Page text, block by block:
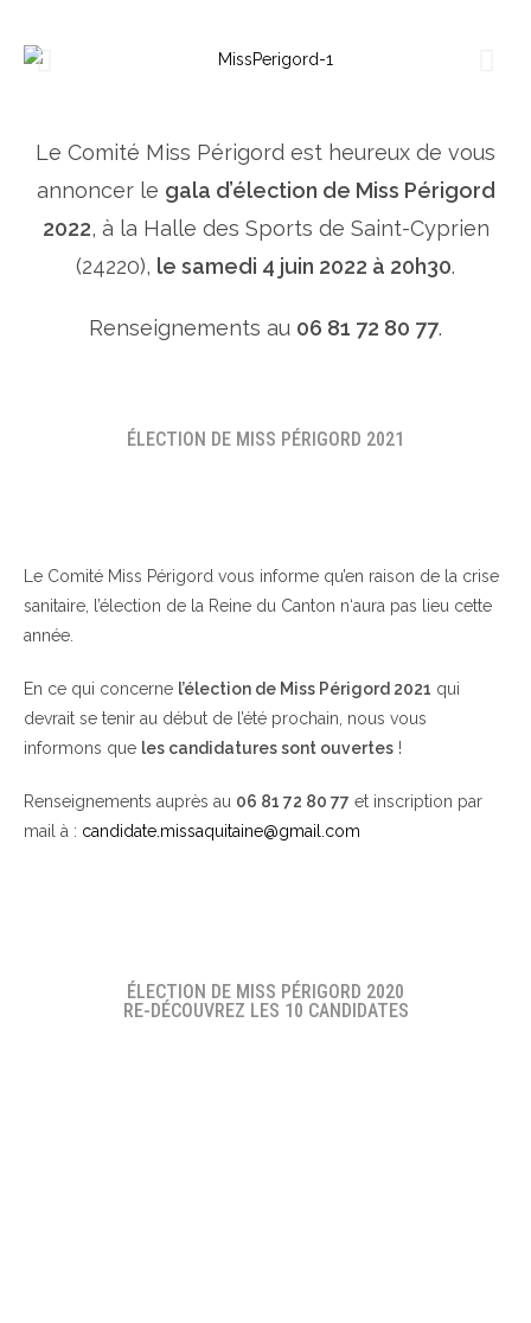
Le Comité Miss Périgord est heureux de vous
annoncer le gala d’élection de Miss Périgord
2022, à la Halle des Sports de Saint-Cyprien
(24220), le samedi 4 juin 2022 à 20h30.
Renseignements au 06 81 72 80 77.
ÉLECTION DE MISS PÉRIGORD 2021
Le Comité Miss Périgord vous informe qu’en raison de la crise
sanitaire, l’élection de la Reine du Canton n‘aura pas lieu cette
année.
En ce qui concerne l’élection de Miss Périgord 2021 qui
devrait se tenir au début de l’été prochain, nous vous
informons que les candidatures sont ouvertes !
Renseignements auprès au 06 81 72 80 77 et inscription par
mail à : candidate.missaquitaine@gmail.com
ÉLECTION DE MISS PÉRIGORD 2020
RE-DÉCOUVREZ LES 10 CANDIDATES